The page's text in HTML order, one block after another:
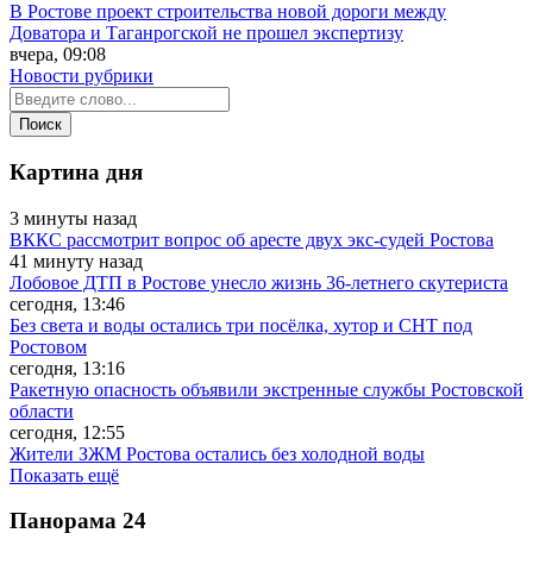
В Ростове проект строительства новой дороги между
Доватора и Таганрогской не прошел экспертизу
вчера, 09:08
Новости рубрики
Картина дня
3 минуты назад
ВККС рассмотрит вопрос об аресте двух экс-судей Ростова
41 минуту назад
Лобовое ДТП в Ростове унесло жизнь 36-летнего скутериста
сегодня, 13:46
Без света и воды остались три посёлка, хутор и СНТ под
Ростовом
сегодня, 13:16
Ракетную опасность объявили экстренные службы Ростовской
области
сегодня, 12:55
Жители ЗЖМ Ростова остались без холодной воды
Показать ещё
Панорама 24